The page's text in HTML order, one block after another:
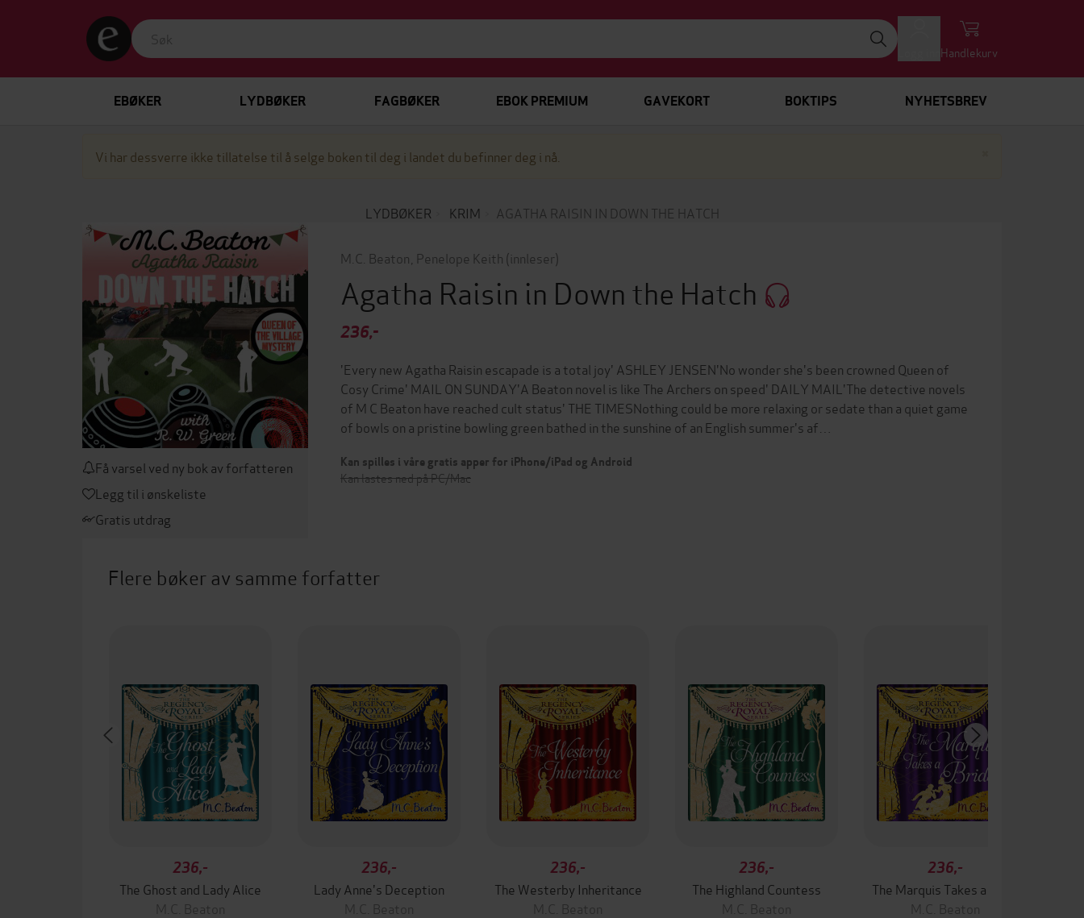
Handlekurv
EBØKER LYDBØKER FAGBØKER EBOK PREMIUM GAVEKORT BOKTIPS NYHETSBREV
Vi har dessverre ikke tillatelse til å selge boken til deg i landet du befinner deg i nå.
LYDBØKER KRIM AGATHA RAISIN IN DOWN THE HATCH
Få varsel ved ny bok av forfatteren
Legg til i ønskeliste
Gratis utdrag
M.C. Beaton Penelope Keith (innleser)
Agatha Raisin in Down the Hatch
236,-
'Every new Agatha Raisin escapade is a total joy' ASHLEY JENSEN'No wonder she's been crowned Queen of
Cosy Crime' MAIL ON SUNDAY'A Beaton novel is like The Archers on speed' DAILY MAIL'The detective novels
of M C Beaton have reached cult status' THE TIMESNothing could be more relaxing or sedate than a quiet game
of bowls on a pristine bowling green bathed in the sunshine of an English summer's af…
Kan spilles i våre gratis apper for iPhone/iPad og Android
Kan lastes ned på PC/Mac
Flere bøker av samme forfatter
236,-
The Ghost and Lady Alice
M.C. Beaton
236,-
Lady Anne's Deception
M.C. Beaton
236,-
The Westerby Inheritance
M.C. Beaton
236,-
The Highland Countess
M.C. Beaton
236,-
The Marquis Takes a Bride
M.C. Beaton